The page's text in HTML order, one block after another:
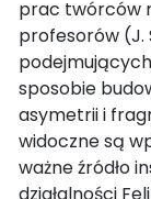
prac twórców
profesorów (J.
sposobie
asymetrii i
widoczne są
ważne źródło